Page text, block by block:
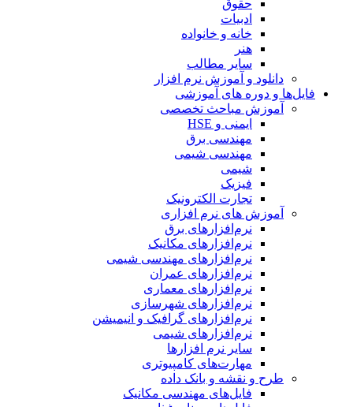
حقوق
ادبیات
خانه و خانواده
هنر
سایر مطالب
دانلود و آموزش نرم افزار
فایل‌ها و دوره های آموزشی
آموزش مباحث تخصصی
ایمنی و HSE
مهندسی برق
مهندسی شیمی
شیمی
فیزیک
تجارت الکترونیک
آموزش های نرم افزاری
نرم‌افزارهای برق
نرم‌افزارهای مکانیک
نرم‌افزارهای مهندسی شیمی
نرم‌افزارهای عمران
نرم‌افزارهای معماری
نرم‌افزارهای شهرسازی
نرم‌افزارهای گرافیک و انیمیشن
نرم‌افزارهای شیمی
سایر نرم افزارها
مهارت‌های کامپیوتری
طرح و نقشه و بانک داده
فایل‌های مهندسی مکانیک